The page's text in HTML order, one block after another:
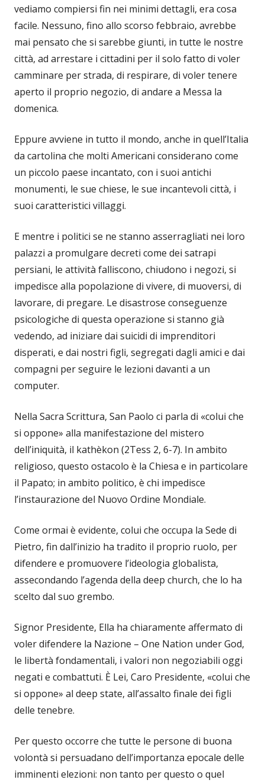
vediamo compiersi fin nei minimi dettagli, era cosa
facile. Nessuno, fino allo scorso febbraio, avrebbe
mai pensato che si sarebbe giunti, in tutte le nostre
città, ad arrestare i cittadini per il solo fatto di voler
camminare per strada, di respirare, di voler tenere
aperto il proprio negozio, di andare a Messa la
domenica.
Eppure avviene in tutto il mondo, anche in quell’Italia
da cartolina che molti Americani considerano come
un piccolo paese incantato, con i suoi antichi
monumenti, le sue chiese, le sue incantevoli città, i
suoi caratteristici villaggi.
E mentre i politici se ne stanno asserragliati nei loro
palazzi a promulgare decreti come dei satrapi
persiani, le attività falliscono, chiudono i negozi, si
impedisce alla popolazione di vivere, di muoversi, di
lavorare, di pregare. Le disastrose conseguenze
psicologiche di questa operazione si stanno già
vedendo, ad iniziare dai suicidi di imprenditori
disperati, e dai nostri figli, segregati dagli amici e dai
compagni per seguire le lezioni davanti a un
computer.
Nella Sacra Scrittura, San Paolo ci parla di «colui che
si oppone» alla manifestazione del mistero
dell’iniquità, il kathèkon (2Tess 2, 6-7). In ambito
religioso, questo ostacolo è la Chiesa e in particolare
il Papato; in ambito politico, è chi impedisce
l’instaurazione del Nuovo Ordine Mondiale.
Come ormai è evidente, colui che occupa la Sede di
Pietro, fin dall’inizio ha tradito il proprio ruolo, per
difendere e promuovere l’ideologia globalista,
assecondando l’agenda della deep church, che lo ha
scelto dal suo grembo.
Signor Presidente, Ella ha chiaramente affermato di
voler difendere la Nazione – One Nation under God,
le libertà fondamentali, i valori non negoziabili oggi
negati e combattuti. È Lei, Caro Presidente, «colui che
si oppone» al deep state, all’assalto finale dei figli
delle tenebre.
Per questo occorre che tutte le persone di buona
volontà si persuadano dell’importanza epocale delle
imminenti elezioni: non tanto per questo o quel